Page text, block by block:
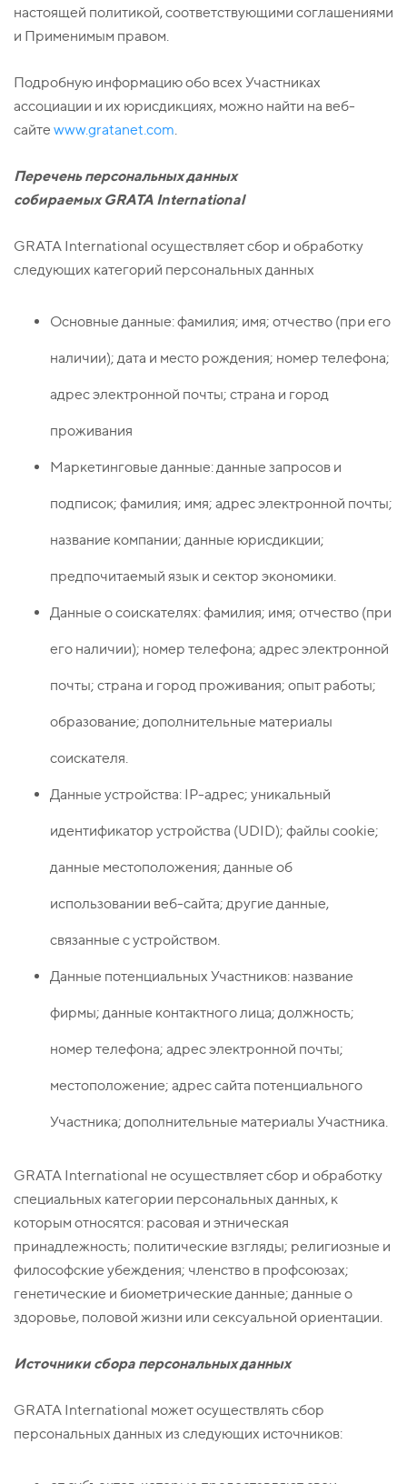
настоящей политикой, соответствующими соглашениями
и Применимым правом.
Подробную информацию обо всех Участниках
ассоциации и их юрисдикциях, можно найти на веб-
сайте www.gratanet.com.
Перечень персональных данных
собираемыхGRATA International
GRATA International осуществляет сбор и обработку
следующих категорий персональных данных
Основные данные: фамилия; имя; отчество (при его
наличии); дата и место рождения; номер телефона;
адрес электронной почты; страна и город
проживания
Маркетинговые данные: данные запросов и
подписок; фамилия; имя; адрес электронной почты;
название компании; данные юрисдикции;
предпочитаемый язык и сектор экономики.
Данные о соискателях: фамилия; имя; отчество (при
его наличии); номер телефона; адрес электронной
почты; страна и город проживания; опыт работы;
образование; дополнительные материалы
соискателя.
Данные устройства: IP-адрес; уникальный
идентификатор устройства (UDID); файлы cookie;
данные местоположения; данные об
использовании веб-сайта; другие данные,
связанные с устройством.
Данные потенциальных Участников: название
фирмы; данные контактного лица; должность;
номер телефона; адрес электронной почты;
местоположение; адрес сайта потенциального
Участника; дополнительные материалы Участника.
GRATA International не осуществляет сбор и обработку
специальных категории персональных данных, к
которым относятся: расовая и этническая
принадлежность; политические взгляды; религиозные и
философские убеждения; членство в профсоюзах;
генетические и биометрические данные; данные о
здоровье, половой жизни или сексуальной ориентации.
Источники сбора персональных данных
GRATA International может осуществлять сбор
персональных данных из следующих источников: